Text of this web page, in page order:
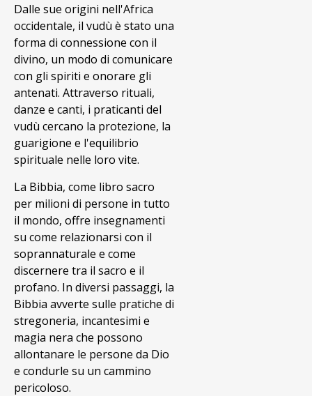
Dalle sue origini nell'Africa
occidentale, il vudù è stato una
forma di connessione con il
divino, un modo di comunicare
con gli spiriti e onorare gli
antenati. Attraverso rituali,
danze e canti, i praticanti del
vudù cercano la protezione, la
guarigione e l'equilibrio
spirituale nelle loro vite.
La Bibbia, come libro sacro
per milioni di persone in tutto
il mondo, offre insegnamenti
su come relazionarsi con il
soprannaturale e come
discernere tra il sacro e il
profano. In diversi passaggi, la
Bibbia avverte sulle pratiche di
stregoneria, incantesimi e
magia nera che possono
allontanare le persone da Dio
e condurle su un cammino
pericoloso.